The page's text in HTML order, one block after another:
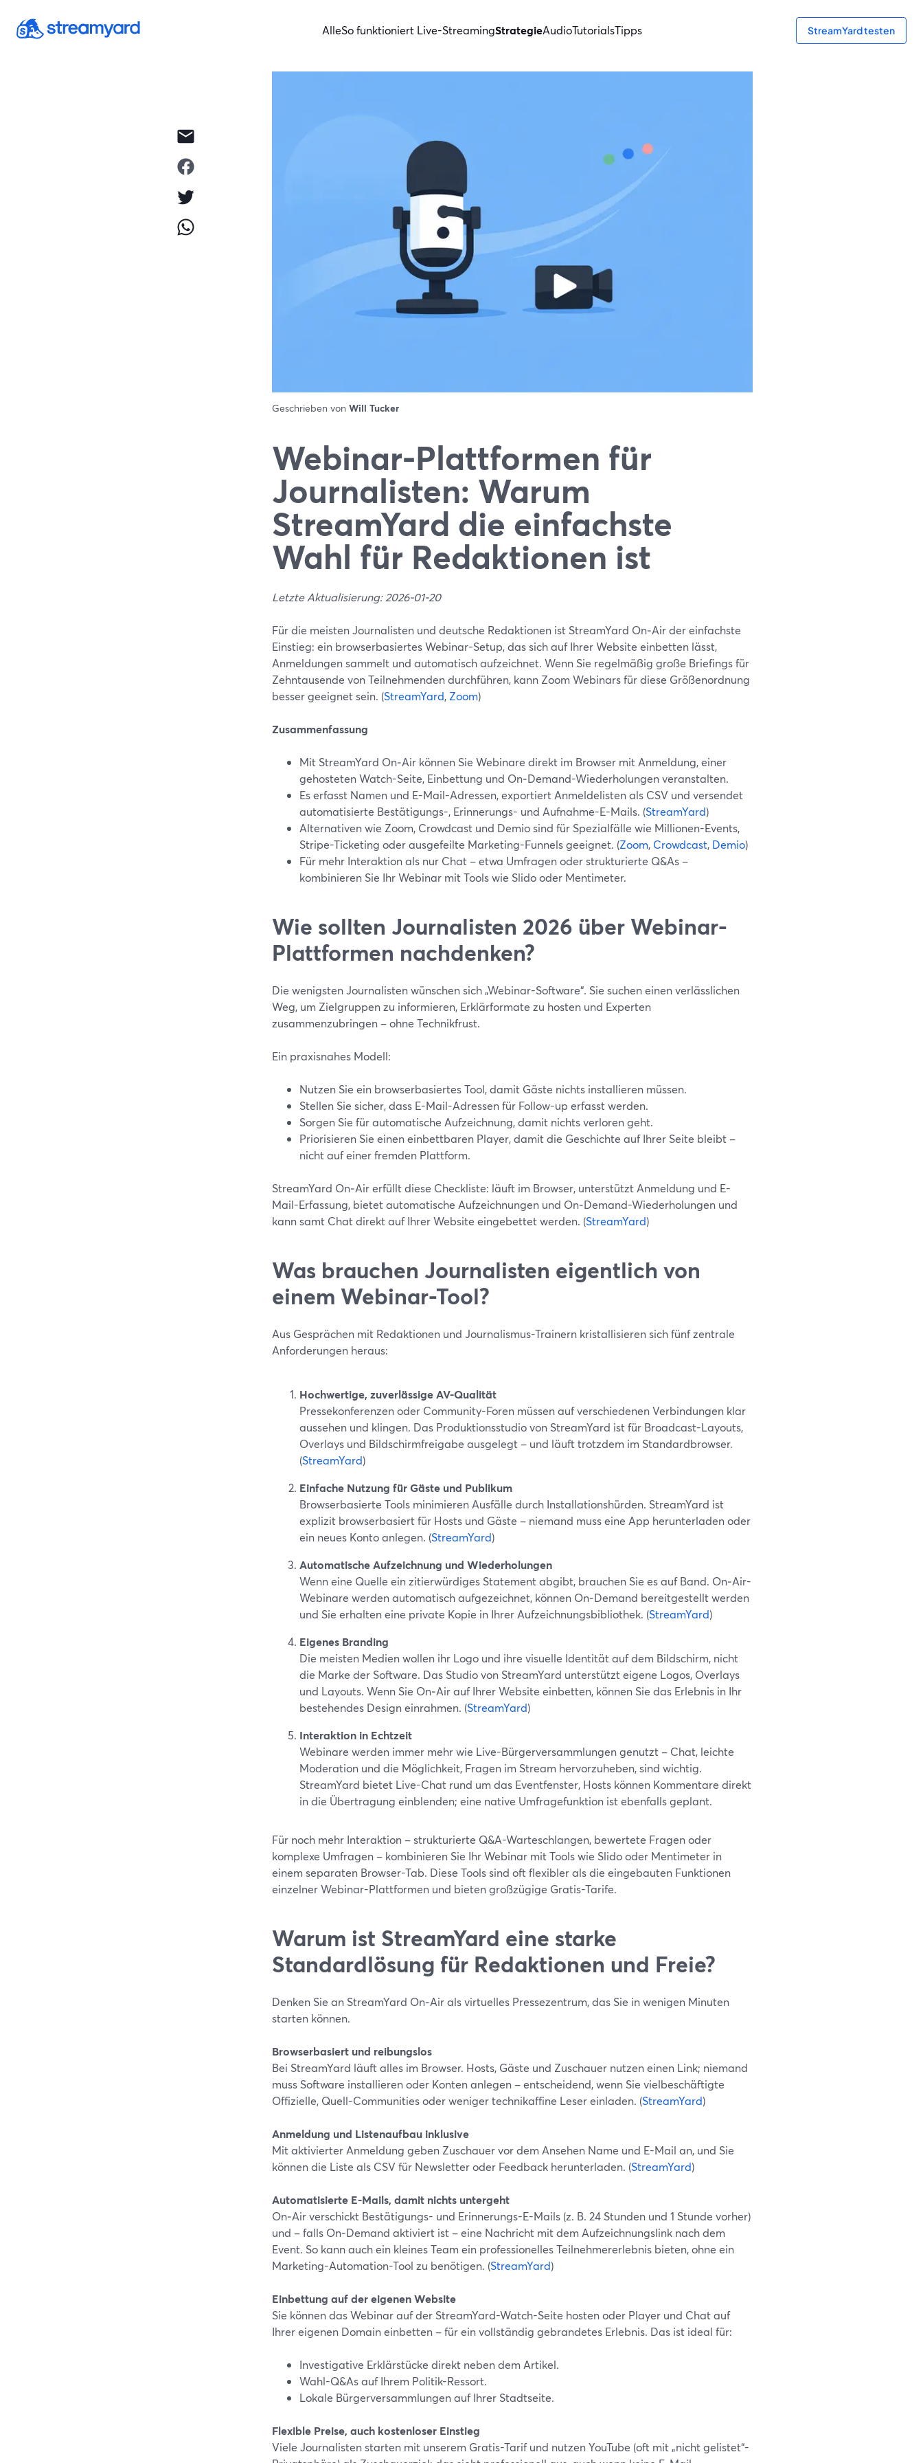
AlleSo funktioniert Live-StreamingStrategieAudioTutorialsTipps StreamYard testen
Geschrieben von Will Tucker
Webinar-Plattformen für
Journalisten: Warum
StreamYard die einfachste
Wahl für Redaktionen ist
Letzte Aktualisierung: 2026-01-20
Für die meisten Journalisten und deutsche Redaktionen ist StreamYard On‑Air der einfachste
Einstieg: ein browserbasiertes Webinar-Setup, das sich auf Ihrer Website einbetten lässt,
Anmeldungen sammelt und automatisch aufzeichnet. Wenn Sie regelmäßig große Briefings für
Zehntausende von Teilnehmenden durchführen, kann Zoom Webinars für diese Größenordnung
besser geeignet sein. (StreamYard, Zoom)
Zusammenfassung
Mit StreamYard On‑Air können Sie Webinare direkt im Browser mit Anmeldung, einer
gehosteten Watch-Seite, Einbettung und On‑Demand-Wiederholungen veranstalten.
Es erfasst Namen und E-Mail-Adressen, exportiert Anmeldelisten als CSV und versendet
automatisierte Bestätigungs-, Erinnerungs- und Aufnahme-E-Mails. (StreamYard)
Alternativen wie Zoom, Crowdcast und Demio sind für Spezialfälle wie Millionen-Events,
Stripe-Ticketing oder ausgefeilte Marketing-Funnels geeignet. (Zoom, Crowdcast, Demio)
Für mehr Interaktion als nur Chat – etwa Umfragen oder strukturierte Q&As –
kombinieren Sie Ihr Webinar mit Tools wie Slido oder Mentimeter.
Wie sollten Journalisten 2026 über Webinar-
Plattformen nachdenken?
Die wenigsten Journalisten wünschen sich „Webinar-Software“. Sie suchen einen verlässlichen
Weg, um Zielgruppen zu informieren, Erklärformate zu hosten und Experten
zusammenzubringen – ohne Technikfrust.
Ein praxisnahes Modell:
Nutzen Sie ein browserbasiertes Tool, damit Gäste nichts installieren müssen.
Stellen Sie sicher, dass E-Mail-Adressen für Follow-up erfasst werden.
Sorgen Sie für automatische Aufzeichnung, damit nichts verloren geht.
Priorisieren Sie einen einbettbaren Player, damit die Geschichte auf Ihrer Seite bleibt –
nicht auf einer fremden Plattform.
StreamYard On‑Air erfüllt diese Checkliste: läuft im Browser, unterstützt Anmeldung und E-
Mail-Erfassung, bietet automatische Aufzeichnungen und On‑Demand-Wiederholungen und
kann samt Chat direkt auf Ihrer Website eingebettet werden. (StreamYard)
Was brauchen Journalisten eigentlich von
einem Webinar-Tool?
Aus Gesprächen mit Redaktionen und Journalismus-Trainern kristallisieren sich fünf zentrale
Anforderungen heraus:
Hochwertige, zuverlässige AV-Qualität
Pressekonferenzen oder Community-Foren müssen auf verschiedenen Verbindungen klar
aussehen und klingen. Das Produktionsstudio von StreamYard ist für Broadcast-Layouts,
Overlays und Bildschirmfreigabe ausgelegt – und läuft trotzdem im Standardbrowser.
(StreamYard)
Einfache Nutzung für Gäste und Publikum
Browserbasierte Tools minimieren Ausfälle durch Installationshürden. StreamYard ist
explizit browserbasiert für Hosts und Gäste – niemand muss eine App herunterladen oder
ein neues Konto anlegen. (StreamYard)
Automatische Aufzeichnung und Wiederholungen
Wenn eine Quelle ein zitierwürdiges Statement abgibt, brauchen Sie es auf Band. On‑Air-
Webinare werden automatisch aufgezeichnet, können On‑Demand bereitgestellt werden
und Sie erhalten eine private Kopie in Ihrer Aufzeichnungsbibliothek. (StreamYard)
Eigenes Branding
Die meisten Medien wollen ihr Logo und ihre visuelle Identität auf dem Bildschirm, nicht
die Marke der Software. Das Studio von StreamYard unterstützt eigene Logos, Overlays
und Layouts. Wenn Sie On‑Air auf Ihrer Website einbetten, können Sie das Erlebnis in Ihr
bestehendes Design einrahmen. (StreamYard)
Interaktion in Echtzeit
Webinare werden immer mehr wie Live-Bürgerversammlungen genutzt – Chat, leichte
Moderation und die Möglichkeit, Fragen im Stream hervorzuheben, sind wichtig.
StreamYard bietet Live-Chat rund um das Eventfenster, Hosts können Kommentare direkt
in die Übertragung einblenden; eine native Umfragefunktion ist ebenfalls geplant.
Für noch mehr Interaktion – strukturierte Q&A-Warteschlangen, bewertete Fragen oder
komplexe Umfragen – kombinieren Sie Ihr Webinar mit Tools wie Slido oder Mentimeter in
einem separaten Browser-Tab. Diese Tools sind oft flexibler als die eingebauten Funktionen
einzelner Webinar-Plattformen und bieten großzügige Gratis-Tarife.
Warum ist StreamYard eine starke
Standardlösung für Redaktionen und Freie?
Denken Sie an StreamYard On‑Air als virtuelles Pressezentrum, das Sie in wenigen Minuten
starten können.
Browserbasiert und reibungslos
Bei StreamYard läuft alles im Browser. Hosts, Gäste und Zuschauer nutzen einen Link; niemand
muss Software installieren oder Konten anlegen – entscheidend, wenn Sie vielbeschäftigte
Offizielle, Quell-Communities oder weniger technikaffine Leser einladen. (StreamYard)
Anmeldung und Listenaufbau inklusive
Mit aktivierter Anmeldung geben Zuschauer vor dem Ansehen Name und E-Mail an, und Sie
können die Liste als CSV für Newsletter oder Feedback herunterladen. (StreamYard)
Automatisierte E-Mails, damit nichts untergeht
On‑Air verschickt Bestätigungs- und Erinnerungs-E-Mails (z. B. 24 Stunden und 1 Stunde vorher)
und – falls On‑Demand aktiviert ist – eine Nachricht mit dem Aufzeichnungslink nach dem
Event. So kann auch ein kleines Team ein professionelles Teilnehmererlebnis bieten, ohne ein
Marketing-Automation-Tool zu benötigen. (StreamYard)
Einbettung auf der eigenen Website
Sie können das Webinar auf der StreamYard-Watch-Seite hosten oder Player und Chat auf
Ihrer eigenen Domain einbetten – für ein vollständig gebrandetes Erlebnis. Das ist ideal für:
Investigative Erklärstücke direkt neben dem Artikel.
Wahl-Q&As auf Ihrem Politik-Ressort.
Lokale Bürgerversammlungen auf Ihrer Stadtseite.
Flexible Preise, auch kostenloser Einstieg
Viele Journalisten starten mit unserem Gratis-Tarif und nutzen YouTube (oft mit „nicht gelistet“-